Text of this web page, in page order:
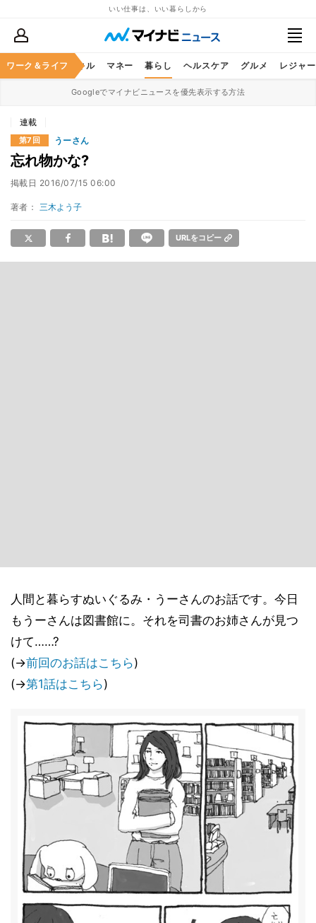
いい仕事は、いい暮らしから
ワーク＆ライフ
ア ビジネススキル マネー 暮らし ヘルスケア グルメ レジャー
Googleでマイナビニュースを優先表示する方法
連載
第7回 うーさん
忘れ物かな?
掲載日 2016/07/15 06:00
著者： 三木よう子
URLをコピー
人間と暮らすぬいぐるみ・うーさんのお話です。今日
もうーさんは図書館に。それを司書のお姉さんが見つ
けて……?
(→前回のお話はこちら)
(→第1話はこちら)